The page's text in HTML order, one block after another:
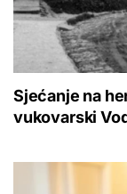
Sjećanje na
vukovarski